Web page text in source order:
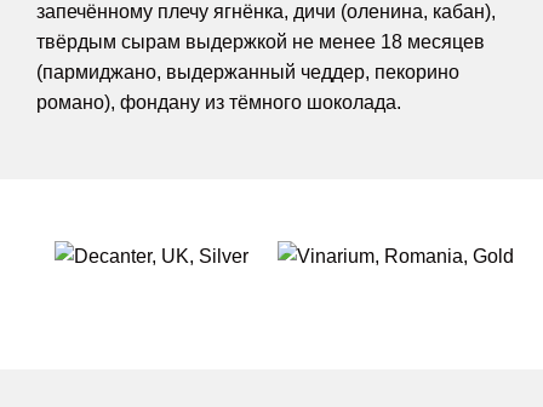
запечённому плечу ягнёнка, дичи (оленина, кабан),
твёрдым сырам выдержкой не менее 18 месяцев
(пармиджано, выдержанный чеддер, пекорино
романо), фондану из тёмного шоколада.